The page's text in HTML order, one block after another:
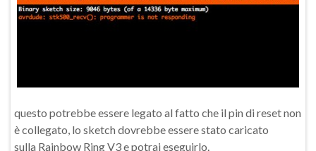
questo potrebbe essere legato al fatto che il pin di reset non
è collegato, lo sketch dovrebbe essere stato caricato
sulla Rainbow Ring V3 e potrai eseguirlo.